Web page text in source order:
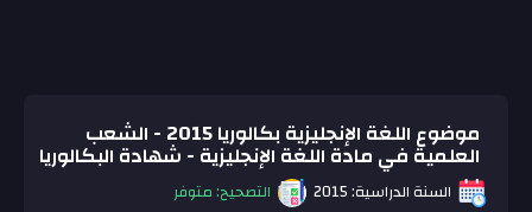
موضوع اللغة الإنجليزية بكالوريا 2015 - الشعب
العلمية في مادة اللغة الإنجليزية - شهادة البكالوريا
السنة الدراسية: 2015 التصحيح: متوفر